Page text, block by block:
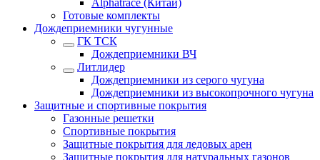
Готовые комплекты
Дождеприемники чугунные
ГК ТСК
Дождеприемники ВЧ
Литлидер
Дождеприемники из серого чугуна
Дождеприемники из высокопрочного чугуна
Защитные и спортивные покрытия
Газонные решетки
Спортивные покрытия
Защитные покрытия для ледовых арен
Защитные покрытия для натуральных газонов